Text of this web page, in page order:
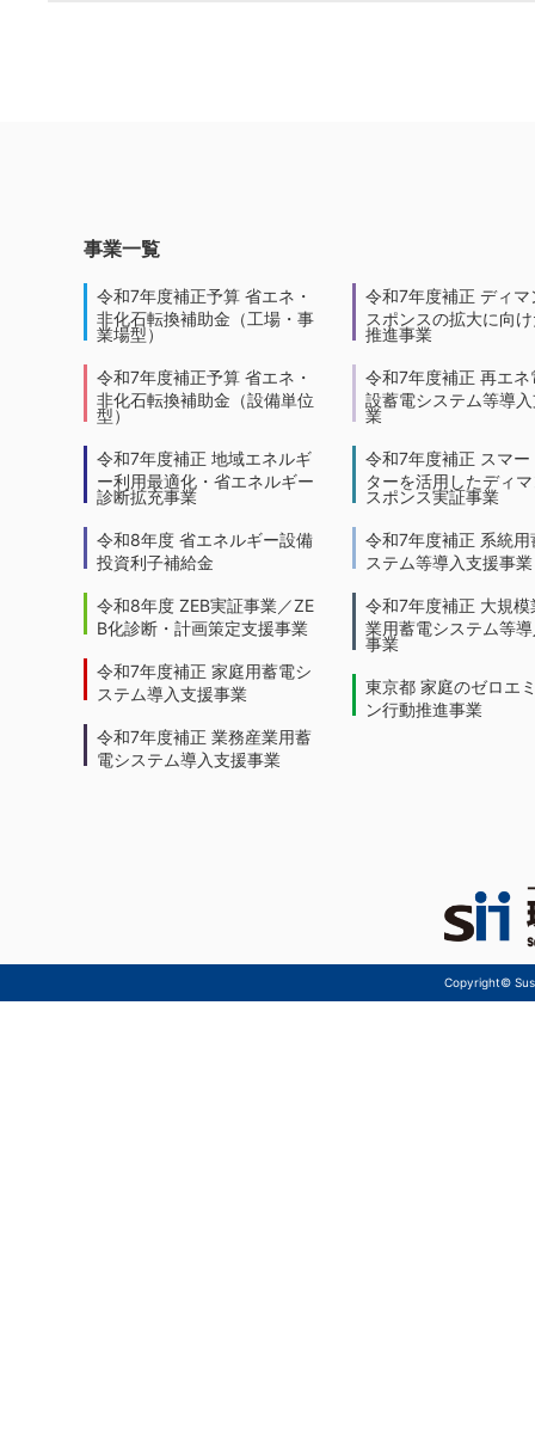
事業一覧
令和7年度補正予算 省エネ・
非化石転換補助金（工場・事
業場型）
令和7年度補正予算 省エネ・
非化石転換補助金（設備単位
型）
令和7年度補正 地域エネルギ
ー利用最適化・省エネルギー
診断拡充事業
令和8年度 省エネルギー設備
投資利子補給金
令和8年度 ZEB実証事業／ZE
B化診断・計画策定支援事業
令和7年度補正 家庭用蓄電シ
ステム導入支援事業
令和7年度補正 業務産業用蓄
電システム導入支援事業
令和7年度補正 ディマ
スポンスの拡大に向
推進事業
令和7年度補正 再エネ
設蓄電システム等導
業
令和7年度補正 スマー
ターを活用したディ
スポンス実証事業
令和7年度補正 系統用
ステム等導入支援事業
令和7年度補正 大規模
業用蓄電システム等
事業
東京都 家庭のゼロエ
ン行動推進事業
Copyright©